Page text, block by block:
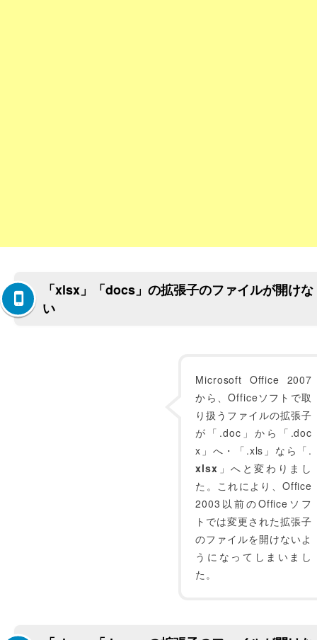
「xlsx」「docs」の拡張子のファイルが開けな
い
Microsoft Office 2007
から、Officeソフトで取
り扱うファイルの拡張子
が「.doc」から「.doc
x」へ・「.xls」なら「.
xlsx 」へと変わりまし
た。これにより、Office
2003以前のOfficeソフ
トでは変更された拡張子
のファイルを開けないよ
うになってしまいまし
た。